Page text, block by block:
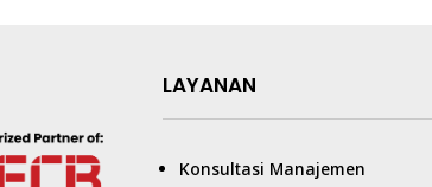
LAYANAN
Konsultasi Manajemen